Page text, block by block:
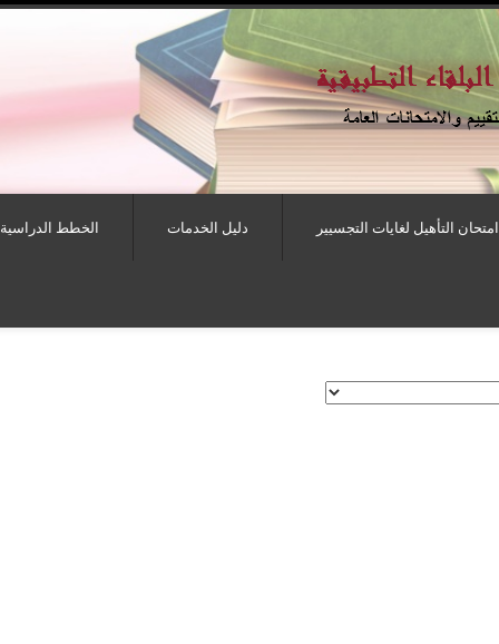
الخطط الدراسية دليل الخدمات امتحان التأهيل لغايات التجسيير